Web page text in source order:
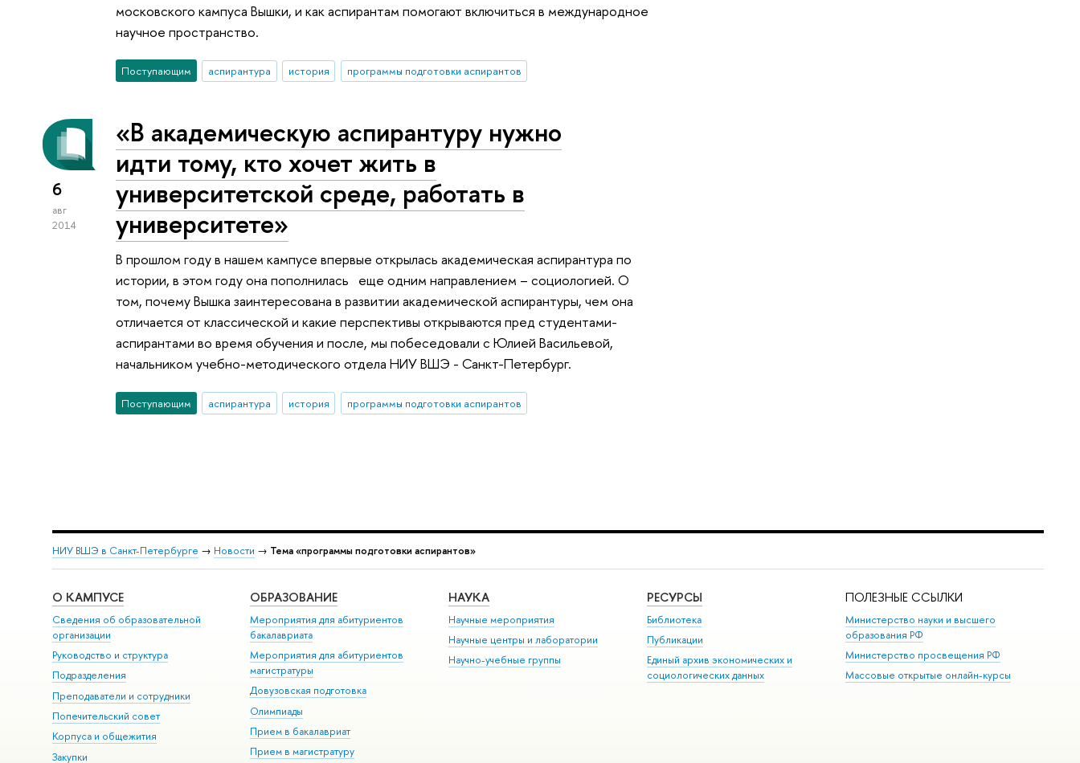
московского кампуса Вышки, и как аспирантам помогают включиться в международное
научное пространство.
Поступающим аспирантура история программы подготовки аспирантов
6
авг
2014
«В академическую аспирантуру нужно
идти тому, кто хочет жить в
университетской среде, работать в
университете»
В прошлом году в нашем кампусе впервые открылась академическая аспирантура по
истории, в этом году она пополнилась еще одним направлением – социологией. О
том, почему Вышка заинтересована в развитии академической аспирантуры, чем она
отличается от классической и какие перспективы открываются пред студентами-
аспирантами во время обучения и после, мы побеседовали с Юлией Васильевой,
начальником учебно-методического отдела НИУ ВШЭ - Санкт-Петербург.
Поступающим аспирантура история программы подготовки аспирантов
НИУ ВШЭ в Санкт-Петербурге → Новости → Тема «программы подготовки аспирантов»
О КАМПУСЕ
Сведения об образовательной
организации
Руководство и структура
Подразделения
Преподаватели и сотрудники
Попечительский совет
Корпуса и общежития
Закупки
ОБРАЗОВАНИЕ
Мероприятия для абитуриентов
бакалавриата
Мероприятия для абитуриентов
магистратуры
Довузовская подготовка
Олимпиады
Прием в бакалавриат
Прием в магистратуру
НАУКА
Научные мероприятия
Научные центры и лаборатории
Научно-учебные группы
РЕСУРСЫ
Библиотека
Публикации
Единый архив экономических и
социологических данных
ПОЛЕЗНЫЕ ССЫЛКИ
Министерство науки и высшего
образования РФ
Министерство просвещения РФ
Массовые открытые онлайн-курсы